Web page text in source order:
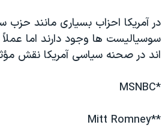
در آمریکا احزاب بسیاری مانند حزب
سوسیالیست ها وجود دارند اما عملاً
اند در صحنه سیاسی آمریکا نقش
*MSNBC
**Mitt Romney